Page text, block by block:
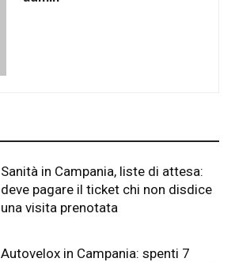
Sanità in Campania, liste di attesa:
deve pagare il ticket chi non disdice
una visita prenotata
Autovelox in Campania: spenti 7